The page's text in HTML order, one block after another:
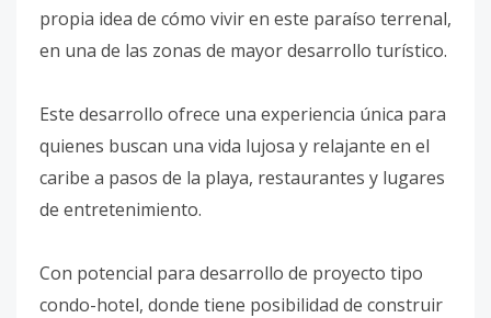
propia idea de cómo vivir en este paraíso terrenal,
en una de las zonas de mayor desarrollo turístico.
Este desarrollo ofrece una experiencia única para
quienes buscan una vida lujosa y relajante en el
caribe a pasos de la playa, restaurantes y lugares
de entretenimiento.
Con potencial para desarrollo de proyecto tipo
condo-hotel, donde tiene posibilidad de construir